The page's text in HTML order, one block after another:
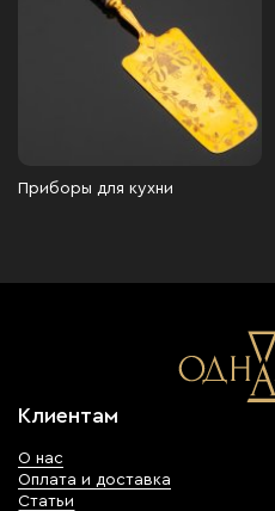
Приборы для кухни
Клиентам
О нас
Оплата и доставка
Статьи